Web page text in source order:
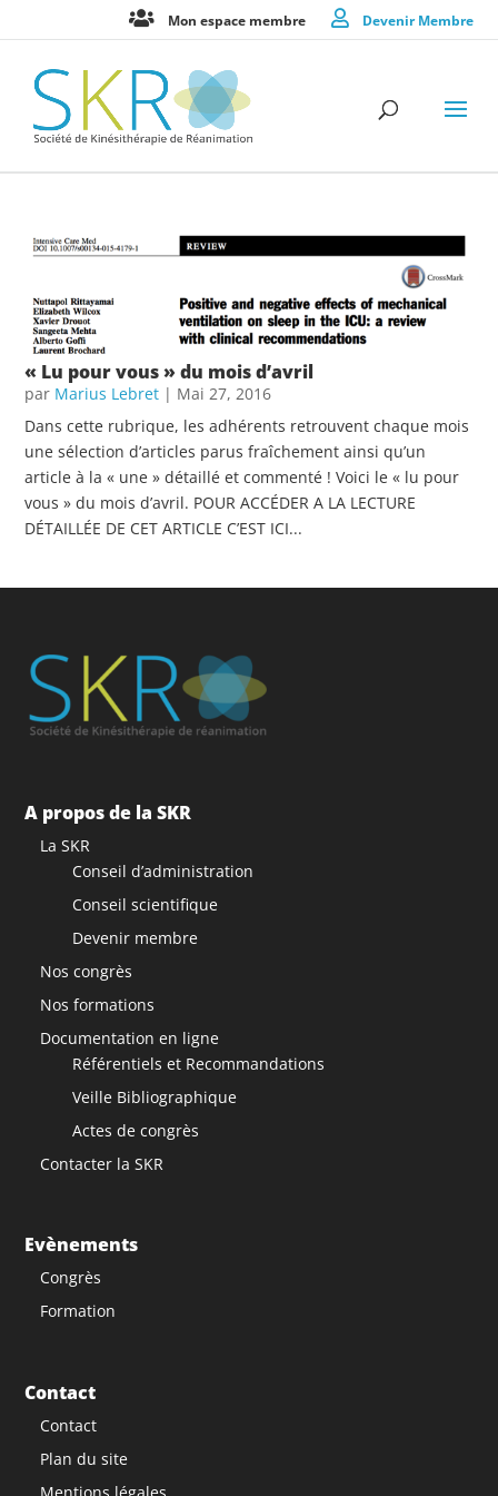
Mon espace membre Devenir Membre
« Lu pour vous » du mois d’avril
par Marius Lebret | Mai 27, 2016
Dans cette rubrique, les adhérents retrouvent chaque mois
une sélection d’articles parus fraîchement ainsi qu’un
article à la « une » détaillé et commenté ! Voici le « lu pour
vous » du mois d’avril. POUR ACCÉDER A LA LECTURE
DÉTAILLÉE DE CET ARTICLE C’EST ICI...
A propos de la SKR
La SKR
Conseil d’administration
Conseil scientifique
Devenir membre
Nos congrès
Nos formations
Documentation en ligne
Référentiels et Recommandations
Veille Bibliographique
Actes de congrès
Contacter la SKR
Evènements
Congrès
Formation
Contact
Contact
Plan du site
Mentions légales